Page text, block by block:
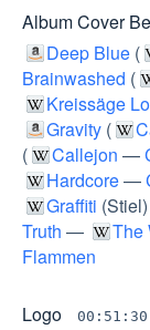
Album Cover
Deep Blue (
Brainwashed (
Kreissäge
Gravity (
(
Callejon —
Hardcore—
Graffiti (Stiel
Truth — The
Flammen
Logo 00:51:30